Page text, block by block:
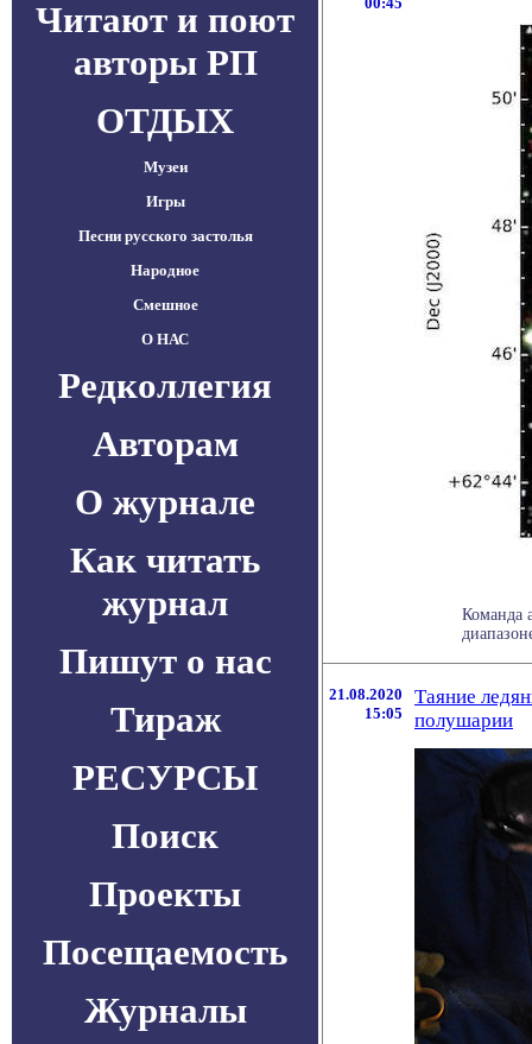
Читают и поют
авторы РП
ОТДЫХ
Музеи
Игры
Песни русского застолья
Народное
Смешное
О НАС
Редколлегия
Авторам
О журнале
Как читать
журнал
Пишут о нас
Тираж
РЕСУРСЫ
Поиск
Проекты
Посещаемость
Журналы
Команда
21.08.2020
15:05
Таяние
полушарии